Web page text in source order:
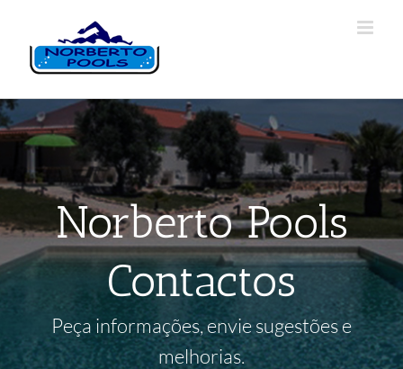
Norberto Pools
Contactos
Peça informações, envie sugestões e
melhorias.